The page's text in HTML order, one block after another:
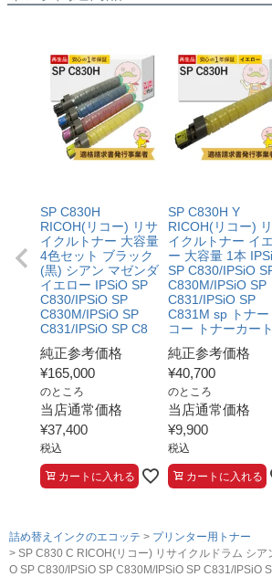
SP C830H
RICOH(リコー) リサ
イクルトナー 大容量
4色セット ブラック
(黒) シアン マゼンダ
イエロー IPSiO SP
C830/IPSiO SP
C830M/IPSiO SP
C831/IPSiO SP C8
純正参考価格
¥165,000
のところ
当店通常価格
¥37,400
税込
カートに入れる
SP C830H Y
RICOH(リコー)
イクルトナー イ
ー 大容量 1本
SP C830/IPSiO
C830M/IPSiO SP
C831/IPSiO SP
C831M sp トナー
コー トナーカート
純正参考価格
¥40,700
のところ
当店通常価格
¥9,900
税込
カートに入れる
詰め替えインクのエコッテ
プリンター用トナー
SP C830 C RICOH(リコー) リサイクルドラム シア
O SP C830/IPSiO SP C830M/IPSiO SP C831/IPSiO